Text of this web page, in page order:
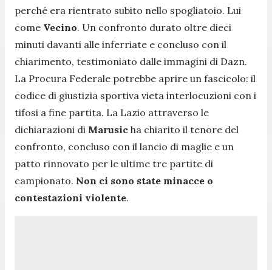
perché era rientrato subito nello spogliatoio. Lui
come Vecino. Un confronto durato oltre dieci
minuti davanti alle inferriate e concluso con il
chiarimento, testimoniato dalle immagini di Dazn.
La Procura Federale potrebbe aprire un fascicolo: il
codice di giustizia sportiva vieta interlocuzioni con i
tifosi a fine partita. La Lazio attraverso le
dichiarazioni di Marusic ha chiarito il tenore del
confronto, concluso con il lancio di maglie e un
patto rinnovato per le ultime tre partite di
campionato. Non ci sono state minacce o
contestazioni violente.